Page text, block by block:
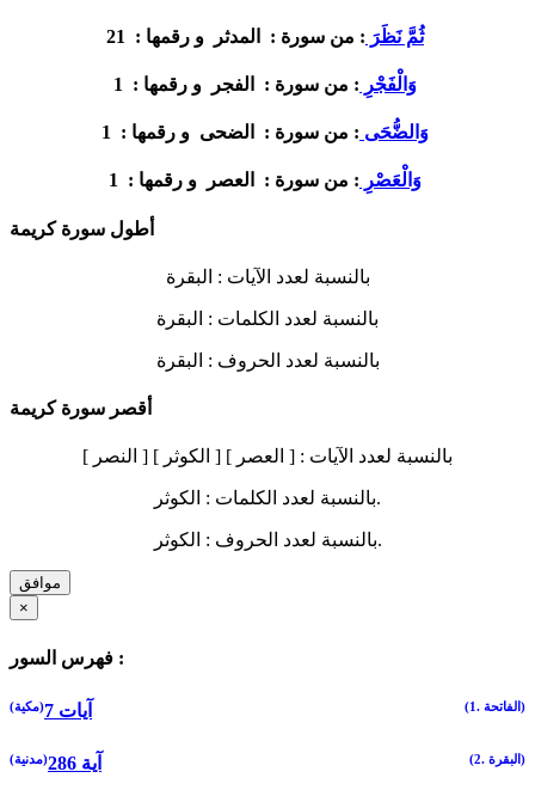
ثُمَّ نَظَرَ : من سورة : المدثر و رقمها : 21
وَالْفَجْرِ : من سورة : الفجر و رقمها :
وَالضُّحَى : من سورة : الضحى و رقمها :
وَالْعَصْرِ : من سورة : العصر و رقمها :
أطول سورة كريمة
بالنسبة لعدد الآيات : البقرة
بالنسبة لعدد الكلمات : البقرة
بالنسبة لعدد الحروف : البقرة
أقصر سورة كريمة
بالنسبة لعدد الآيات : [ العصر ] [ الكوثر ] [ النصر ]
بالنسبة لعدد الكلمات :الكوثر.
بالنسبة لعدد الحروف :الكوثر.
موافق
×
فهرس السور :
(1. الفاتحة) (مكية) 7 آيات
(2. البقرة) (مدنية) 286 آية